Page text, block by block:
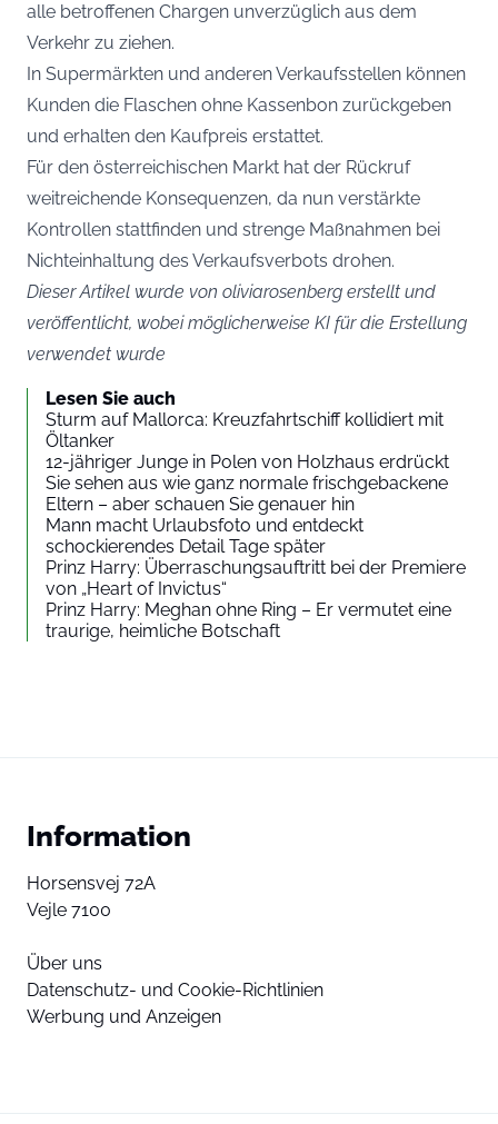
alle betroffenen Chargen unverzüglich aus dem
Verkehr zu ziehen.
In Supermärkten und anderen Verkaufsstellen können
Kunden die Flaschen ohne Kassenbon zurückgeben
und erhalten den Kaufpreis erstattet.
Für den österreichischen Markt hat der Rückruf
weitreichende Konsequenzen, da nun verstärkte
Kontrollen stattfinden und strenge Maßnahmen bei
Nichteinhaltung des Verkaufsverbots drohen.
Dieser Artikel wurde von oliviarosenberg erstellt und
veröffentlicht, wobei möglicherweise KI für die Erstellung
verwendet wurde
Lesen Sie auch
Sturm auf Mallorca: Kreuzfahrtschiff kollidiert mit
Öltanker
12-jähriger Junge in Polen von Holzhaus erdrückt
Sie sehen aus wie ganz normale frischgebackene
Eltern – aber schauen Sie genauer hin
Mann macht Urlaubsfoto und entdeckt
schockierendes Detail Tage später
Prinz Harry: Überraschungsauftritt bei der Premiere
von „Heart of Invictus“
Prinz Harry: Meghan ohne Ring – Er vermutet eine
traurige, heimliche Botschaft
Information
Horsensvej 72A
Vejle 7100
Über uns
Datenschutz- und Cookie-Richtlinien
Werbung und Anzeigen